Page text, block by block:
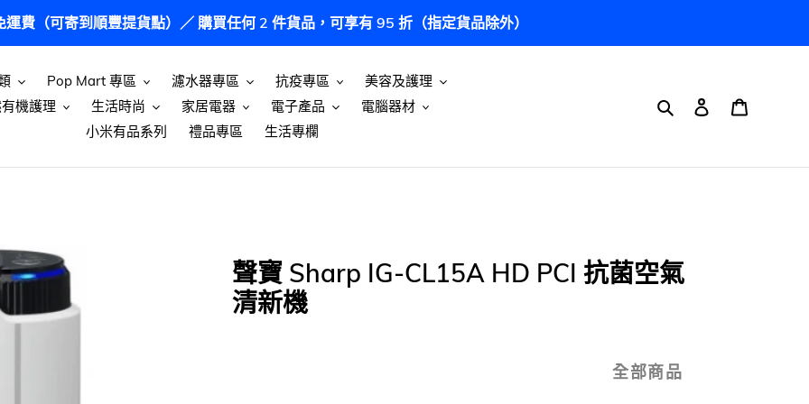
費（可寄到順豐提貨點）／ 購買任何 2 件貨品，可享有 95 折（指定貨品除外）
Pop Mart 專區 濾水器專區 抗疫專區
美容及護理
機護理
生活時尚 家居電器 電子產品
電腦器材
小米有品系列
禮品專區 生活專欄
搜尋 登入
聲寶 Sharp IG-CL15A HD PCI 抗菌空氣
清新機
全部商品